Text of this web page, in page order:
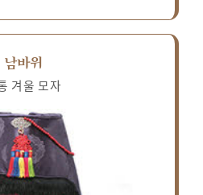
남바위
겨울 모자